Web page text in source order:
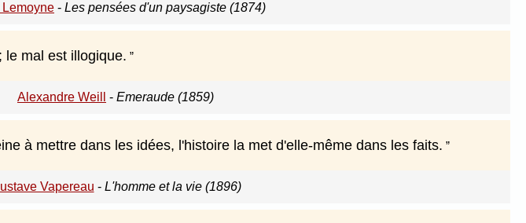
- Les pensées d'un paysagiste (1874)
le mal est illogique.
Alexandre Weill - Emeraude (1859)
à mettre dans les idées, l'histoire la met d'elle-même dans les faits.
Vapereau - L'homme et la vie (1896)